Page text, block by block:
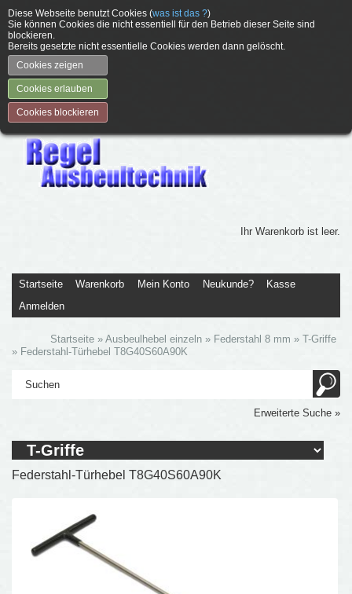
Diese Webseite benutzt Cookies (was ist das ?)
Sie können Cookies die nicht essentiell für den Betrieb dieser Seite sind
blockieren.
Bereits gesetzte nicht essentielle Cookies werden dann gelöscht.
Cookies zeigen
Cookies erlauben
Cookies blockieren
Ihr Warenkorb ist leer.
Startseite Warenkorb Mein Konto Neukunde?
Kasse
Anmelden
Startseite »Ausbeulhebel einzeln » Federstahl 8 mm »T-Griffe
» Federstahl-Türhebel T8G40S60A90K
Erweiterte Suche »
Federstahl-Türhebel T8G40S60A90K